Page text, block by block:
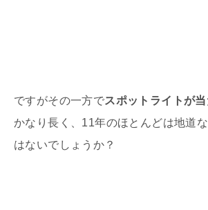
ですがその一方でスポットライトが
かなり長く、11年のほとんどは地道
はないでしょうか？